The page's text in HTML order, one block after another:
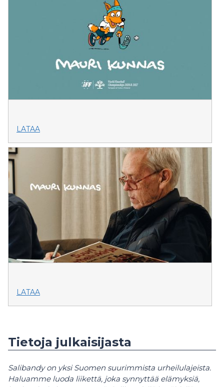
LATAA
LATAA
Tietoja julkaisijasta
Salibandy on yksi Suomen suurimmista urheilulajeista.
Haluamme luoda liikettä, joka synnyttää elämyksiä,